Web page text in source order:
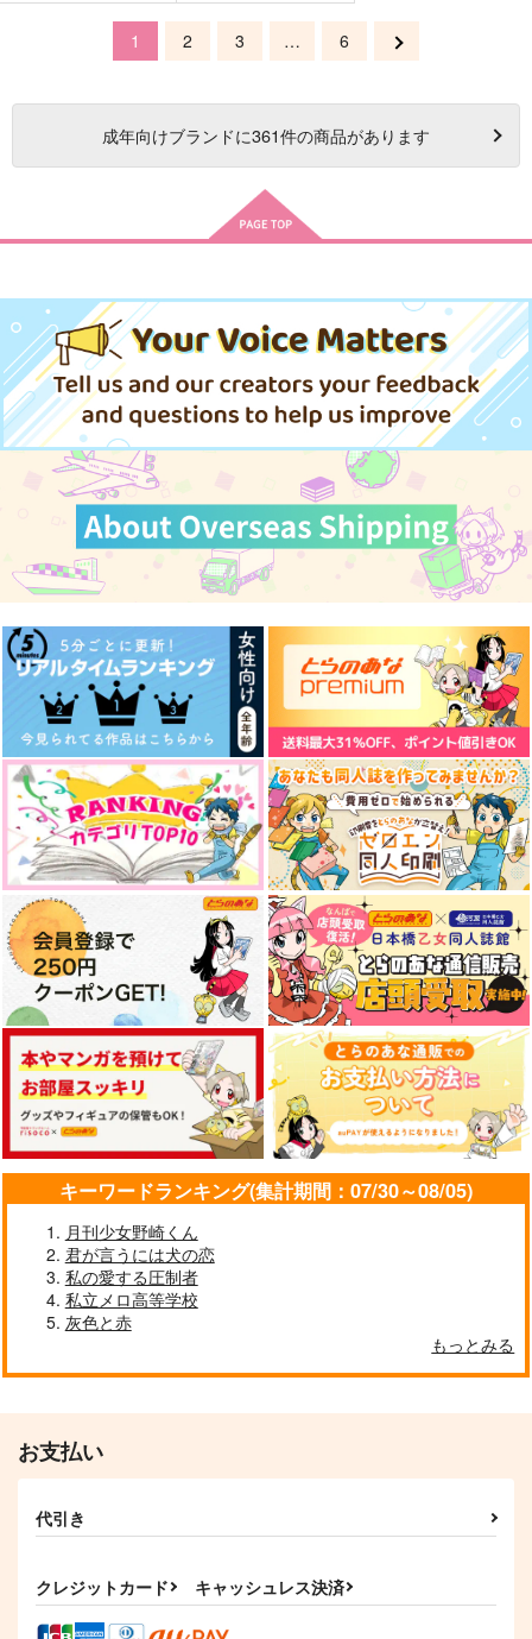
1 2 3 … 6
成年向けブランドに361件の商品があります
キーワードランキング(集計期間：07/30～08/05)
月刊少女野崎くん
君が言うには犬の恋
私の愛する圧制者
私立メロ高等学校
灰色と赤
もっとみる
お支払い
代引き
クレジットカード キャッシュレス決済